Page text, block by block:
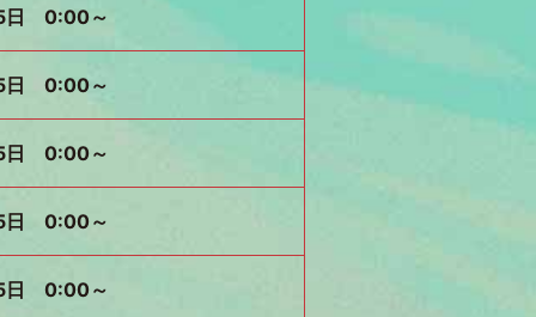
日 0:00～
日 0:00～
日 0:00～
日 0:00～
日 0:00～